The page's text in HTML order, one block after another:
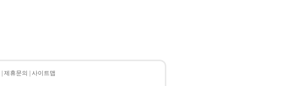
제휴문의 사이트맵